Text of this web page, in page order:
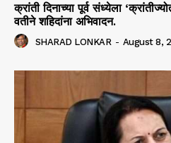
क्रांती दिनाच्या पूर्व संध्येला
वतीने शहिदांना अभिवादन.
SHARAD LONKAR - August 8,